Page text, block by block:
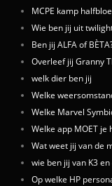
MCPE kamp
Wie ben jij uit
Ben jij ALFA of
Overleef jij Granny
welk dier ben jij
Welke
Welke Marvel
Welke app MOET je
Wat weet jij van de
wie ben jij van K3
Op welke HP